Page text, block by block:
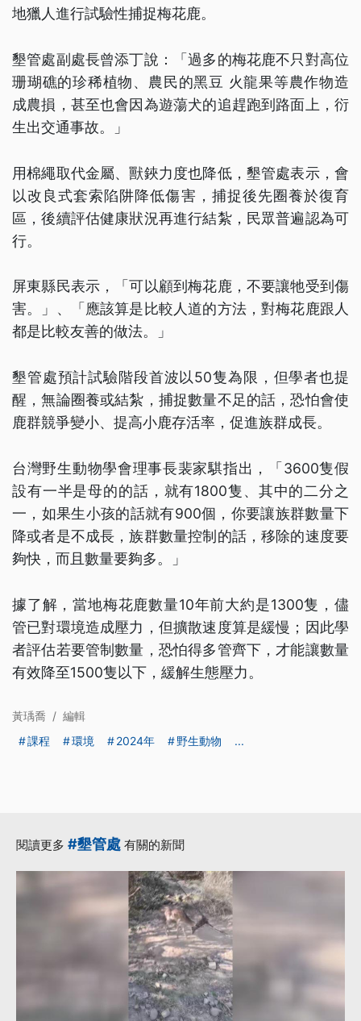
地獵人進行試驗性捕捉梅花鹿。
墾管處副處長曾添丁說：「過多的梅花鹿不只對高位
珊瑚礁的珍稀植物、農民的黑豆 火龍果等農作物造
成農損，甚至也會因為遊蕩犬的追趕跑到路面上，衍
生出交通事故。」
用棉繩取代金屬、獸鋏力度也降低，墾管處表示，會
以改良式套索陷阱降低傷害，捕捉後先圈養於復育
區，後續評估健康狀況再進行結紮，民眾普遍認為可
行。
屏東縣民表示，「可以顧到梅花鹿，不要讓牠受到傷
害。」、「應該算是比較人道的方法，對梅花鹿跟人
都是比較友善的做法。」
墾管處預計試驗階段首波以50隻為限，但學者也提
醒，無論圈養或結紮，捕捉數量不足的話，恐怕會使
鹿群競爭變小、提高小鹿存活率，促進族群成長。
台灣野生動物學會理事長裴家騏指出，「3600隻假
設有一半是母的的話，就有1800隻、其中的二分之
一，如果生小孩的話就有900個，你要讓族群數量下
降或者是不成長，族群數量控制的話，移除的速度要
夠快，而且數量要夠多。」
據了解，當地梅花鹿數量10年前大約是1300隻，儘
管已對環境造成壓力，但擴散速度算是緩慢；因此學
者評估若要管制數量，恐怕得多管齊下，才能讓數量
有效降至1500隻以下，緩解生態壓力。
黃瑀喬 / 編輯
課程
環境 2024年 野生動物 ...
閱讀更多 #墾管處 有關的新聞